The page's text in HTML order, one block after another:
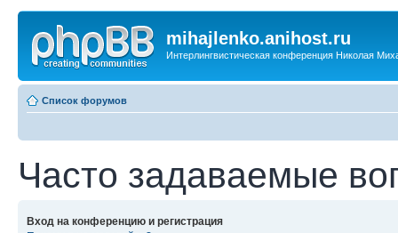
mihajlenko.anihost.ru
Интерлингвистическая конференция Николая
Список форумов
Часто задаваемые
Вход на конференцию и регистрация